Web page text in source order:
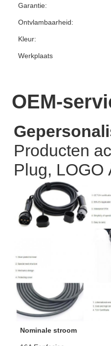
Garantie:
Ontvlambaarheid:
Kleur:
Werkplaats
OEM-
Producten
Plug, LOGO
Nominale stroom